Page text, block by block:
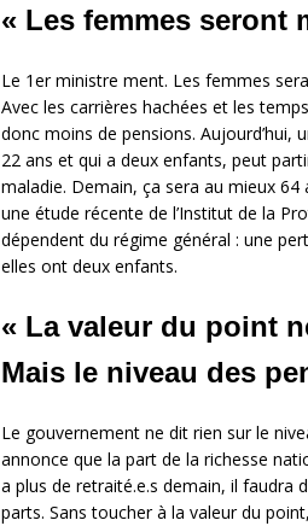
« Les femmes seront
Le 1er ministre ment. Les femmes
Avec les carrières hachées et les
donc moins de pensions. Aujourd’hui,
22 ans et qui a deux enfants, peut
maladie. Demain, ça sera au mieux
une étude récente de l’Institut de la
dépendent du régime général : une
elles ont deux enfants.
« La valeur du point
Mais le niveau des
Le gouvernement ne dit rien sur le
annonce que la part de la richesse
a plus de retraité.e.s demain, il faudra
parts. Sans toucher à la valeur du